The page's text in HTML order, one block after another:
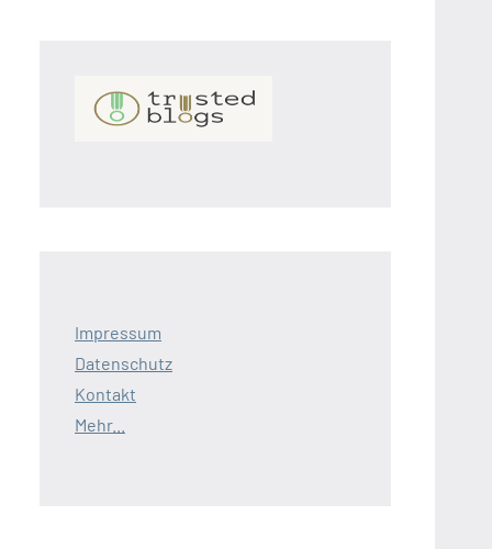
Impressum
Datenschutz
Kontakt
Mehr...